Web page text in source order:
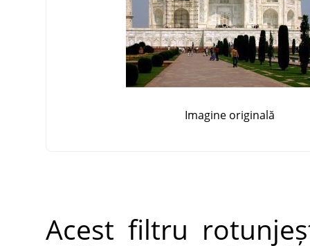
Imagine originală
Acest filtru